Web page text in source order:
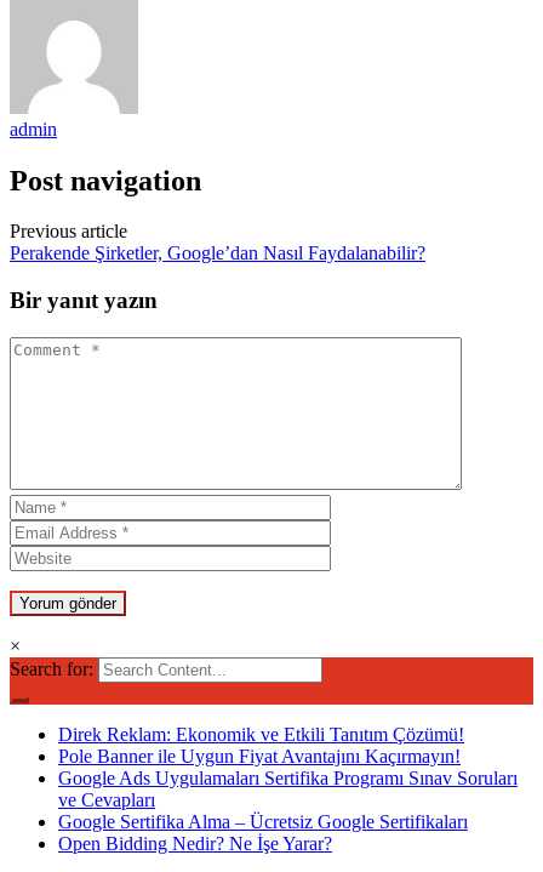
admin
Post navigation
Previous article
Perakende Şirketler, Google’dan Nasıl Faydalanabilir?
Bir yanıt yazın
×
Search for:
Direk Reklam: Ekonomik ve Etkili Tanıtım Çözümü!
Pole Banner ile Uygun Fiyat Avantajını Kaçırmayın!
Google Ads Uygulamaları Sertifika Programı Sınav Soruları
ve Cevapları
Google Sertifika Alma – Ücretsiz Google Sertifikaları
Open Bidding Nedir? Ne İşe Yarar?